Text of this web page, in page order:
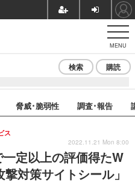
MENU
検索 購読
脅威･脆弱性 調査･報告
定以上の評価得たW
対策サイトシール」
ス
2022.11.21 Mon 8:00